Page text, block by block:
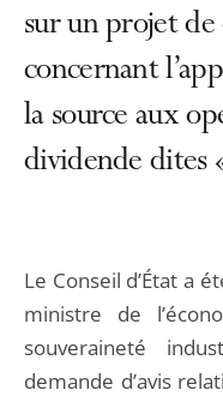
sur un projet
concernant
la source aux
dividende dites
Le Conseil d’État a
ministre de
souveraineté
demande d’avis